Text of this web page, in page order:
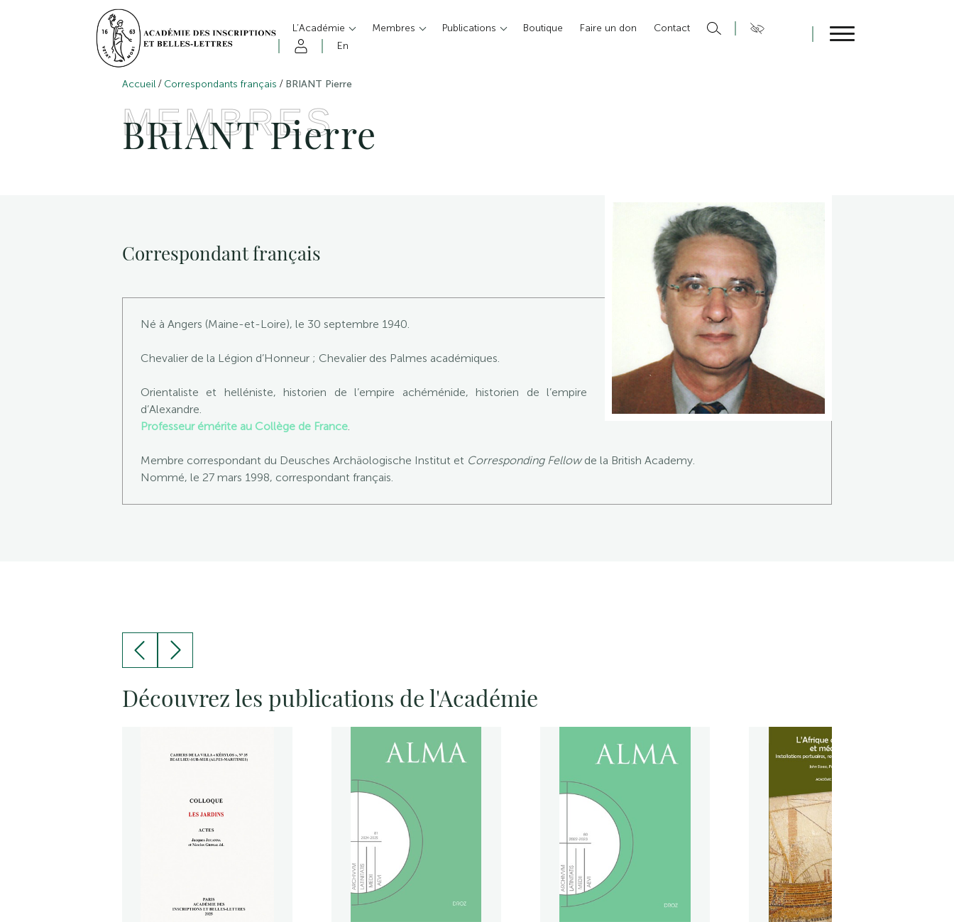
L’Académie Membres Publications Boutique Faire un don
Contact
En
Accueil / Correspondants français / BRIANT Pierre
MEMBRES
BRIANT Pierre
Correspondant français
Né à Angers (Maine-et-Loire), le 30 septembre 1940.
Chevalier de la Légion d’Honneur ; Chevalier des Palmes académiques.
Orientaliste et helléniste, historien de l’empire achéménide, historien de l’empire
d’Alexandre.
Professeur émérite au Collège de France.
Membre correspondant du Deusches Archäologische Institut et Corresponding Fellowde la British Academy.
Nommé, le 27 mars 1998, correspondant français.
Découvrez les publications de l'Académie